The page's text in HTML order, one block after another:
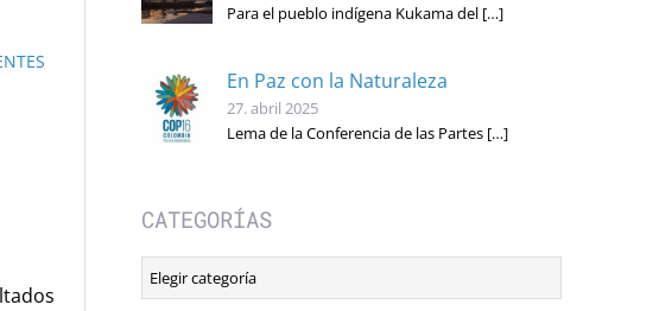
Para el pueblo indígena Kukama del […]
En Paz con la Naturaleza
27. abril 2025
Lema de la Conferencia de las Partes […]
CATEGORÍAS
Categorías